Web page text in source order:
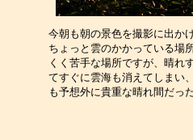
今朝も朝の景色を撮影に出か
ちょっと雲のかかっている場
くく苦手な場所ですが、晴れ
てすぐに雲海も消えてしまい
も予想外に貴重な晴れ間だ